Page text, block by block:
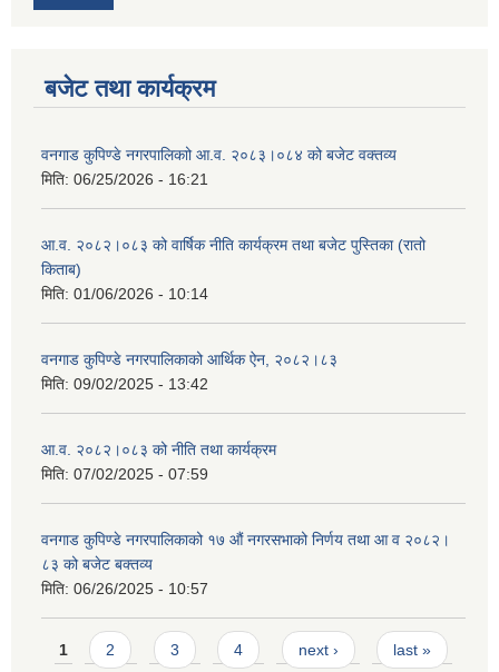
बजेट तथा कार्यक्रम
वनगाड कुपिण्डे नगरपालिकाो आ.व. २०८३।०८४ को बजेट वक्तव्य
मिति: 06/25/2026 - 16:21
आ.व. २०८२।०८३ को वार्षिक नीति कार्यक्रम तथा बजेट पुस्तिका (रातो
किताब)
मिति: 01/06/2026 - 10:14
वनगाड कुपिण्डे नगरपालिकाको आर्थिक ऐन, २०८२।८३
मिति: 09/02/2025 - 13:42
आ.व. २०८२।०८३ को नीति तथा कार्यक्रम
मिति: 07/02/2025 - 07:59
वनगाड कुपिण्डे नगरपालिकाको १७ ‍औं नगरसभाको निर्णय तथा आ व २०८२।
८३ को बजेट बक्तव्य
मिति: 06/26/2025 - 10:57
Pages
1 2 3 4 next › last »